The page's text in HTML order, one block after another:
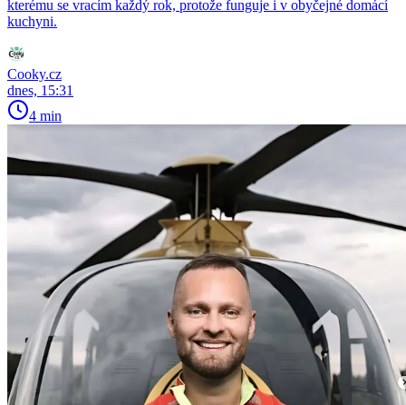
kterému se vracím každý rok, protože funguje i v obyčejné domácí
kuchyni.
Cooky.cz
dnes, 15:31
4 min